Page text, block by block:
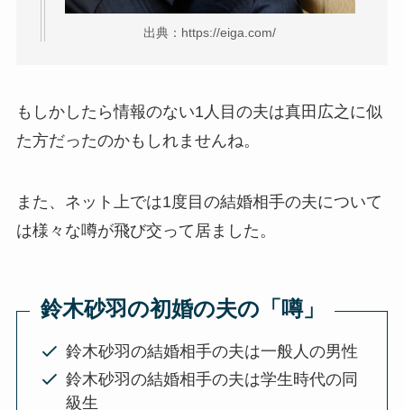
出典：https://eiga.com/
もしかしたら情報のない1人目の夫は真田広之に似
た方だったのかもしれませんね。
また、ネット上では1度目の結婚相手の夫について
は様々な噂が飛び交って居ました。
鈴木砂羽の初婚の夫の「噂」
鈴木砂羽の結婚相手の夫は一般人の男性
鈴木砂羽の結婚相手の夫は学生時代の同
級生